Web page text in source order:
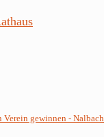
Verein gewinnen - Nalbach